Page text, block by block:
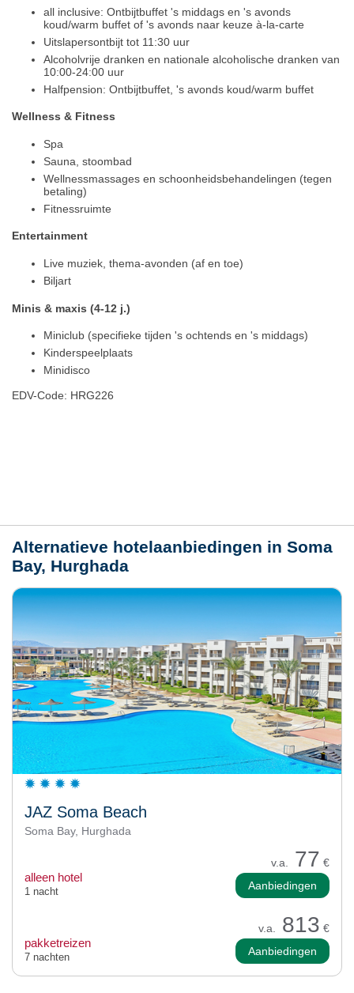
all inclusive: Ontbijtbuffet 's middags en 's avonds
koud/warm buffet of 's avonds naar keuze à-la-carte
Uitslapersontbijt tot 11:30 uur
Alcoholvrije dranken en nationale alcoholische dranken van
10:00-24:00 uur
Halfpension: Ontbijtbuffet, 's avonds koud/warm buffet
Wellness & Fitness
Spa
Sauna, stoombad
Wellnessmassages en schoonheidsbehandelingen (tegen
betaling)
Fitnessruimte
Entertainment
Live muziek, thema-avonden (af en toe)
Biljart
Minis & maxis (4-12 j.)
Miniclub (specifieke tijden 's ochtends en 's middags)
Kinderspeelplaats
Minidisco
EDV-Code: HRG226
Alternatieve hotelaanbiedingen in Soma
Bay, Hurghada
JAZ Soma Beach
Soma Bay, Hurghada
v.a. 77 €
alleen hotel
1 nacht Aanbiedingen
v.a. 813 €
pakketreizen
7 nachten Aanbiedingen